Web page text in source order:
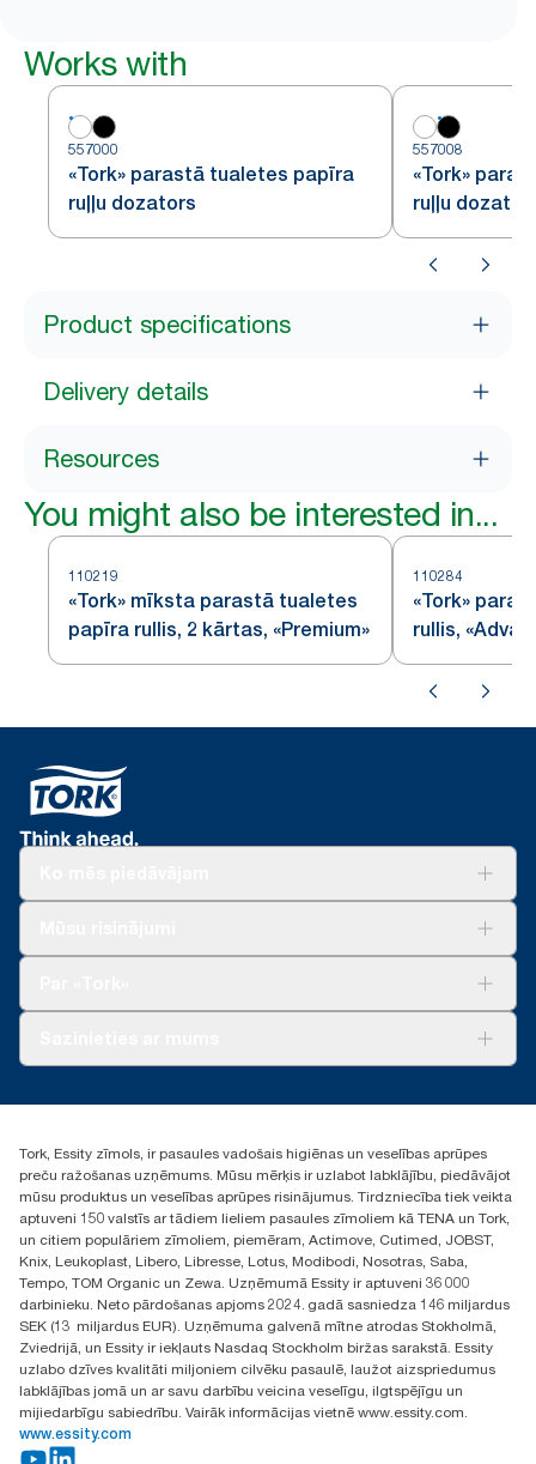
Works with
557000
«Tork» parastā tualetes papīra
ruļļu dozators
557008
«Tork»
ruļļu
Product specifications
Delivery details
Resources
You might also be interested in...
110219
«Tork» mīksta parastā tualetes
papīra rullis, 2 kārtas, «Premium»
110284
«Tork»
rullis,
+371 29141799
Atrast izplatītāju
Ulbrokas street 19A
Riga, Latvija
LV-1028
Tork, Essity zīmols, ir pasaules vadošais higiēnas un veselības aprūpes
preču ražošanas uzņēmums. Mūsu mērķis ir uzlabot labklājību, piedāvājot
mūsu produktus un veselības aprūpes risinājumus. Tirdzniecība tiek veikta
aptuveni 150 valstīs ar tādiem lieliem pasaules zīmoliem kā TENA un Tork,
un citiem populāriem zīmoliem, piemēram, Actimove, Cutimed, JOBST,
Knix, Leukoplast, Libero, Libresse, Lotus, Modibodi, Nosotras, Saba,
Tempo, TOM Organic un Zewa. Uzņēmumā Essity ir aptuveni 36 000
darbinieku. Neto pārdošanas apjoms 2024. gadā sasniedza 146 miljardus
SEK (13 miljardus EUR). Uzņēmuma galvenā mītne atrodas Stokholmā,
Zviedrijā, un Essity ir iekļauts Nasdaq Stockholm biržas sarakstā. Essity
uzlabo dzīves kvalitāti miljoniem cilvēku pasaulē, laužot aizspriedumus
labklājības jomā un ar savu darbību veicina veselīgu, ilgtspējīgu un
mijiedarbīgu sabiedrību. Vairāk informācijas vietnē www.essity.com.
www.essity.com